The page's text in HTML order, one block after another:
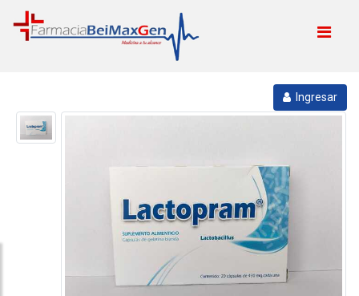
Ingresar